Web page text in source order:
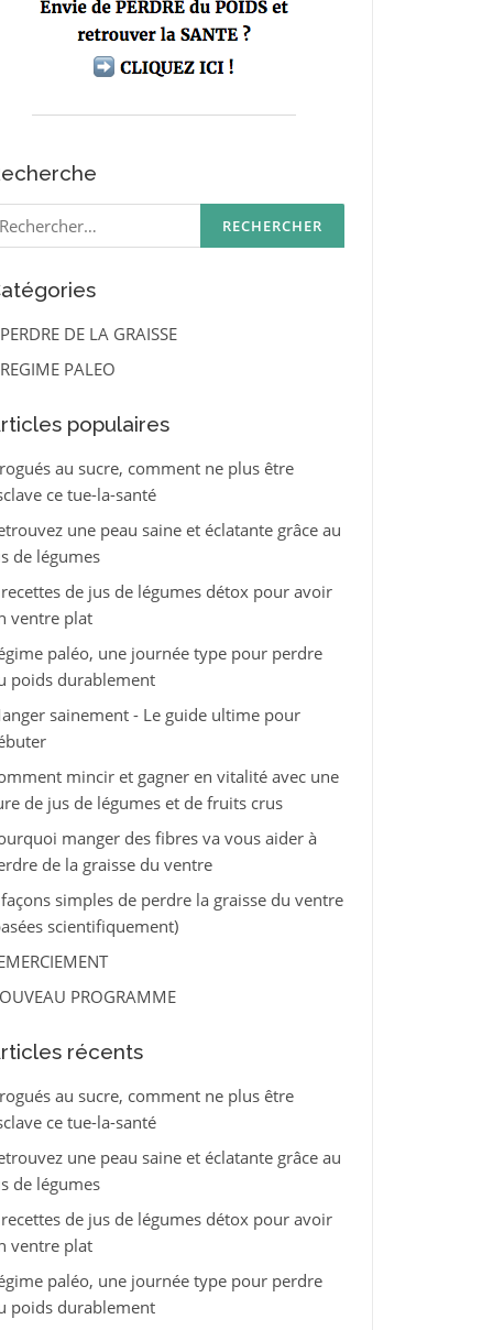
:
PERDRE DE LA GRAISSE
REGIME PALEO
populaires
au sucre, comment ne plus être
ce tue-la-santé
une peau saine et éclatante grâce au
de légumes
de jus de légumes détox pour avoir
ventre plat
paléo, une journée type pour perdre
poids durablement
sainement - Le guide ultime pour
mincir et gagner en vitalité avec une
de jus de légumes et de fruits crus
manger des fibres va vous aider à
de la graisse du ventre
simples de perdre la graisse du ventre
scientifiquement)
PROGRAMME
récents
au sucre, comment ne plus être
ce tue-la-santé
une peau saine et éclatante grâce au
de légumes
de jus de légumes détox pour avoir
ventre plat
paléo, une journée type pour perdre
poids durablement